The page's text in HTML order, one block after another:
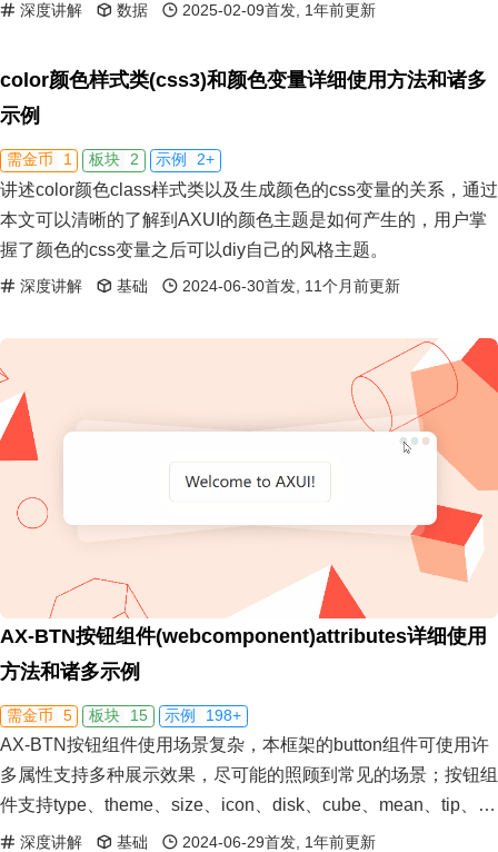
深度讲解 数据 2025-02-09首发, 1年前更新
color颜色样式类(css3)和颜色变量详细使用方法和诸多
示例
需金币 1 板块 2 示例 2+
讲述color颜色class样式类以及生成颜色的css变量的关系，通过
本文可以清晰的了解到AXUI的颜色主题是如何产生的，用户掌
握了颜色的css变量之后可以diy自己的风格主题。
深度讲解 基础 2024-06-30首发, 11个月前更新
AX-BTN按钮组件(webcomponent)attributes详细使用
方法和诸多示例
需金币 5 板块 15 示例 198+
AX-BTN按钮组件使用场景复杂，本框架的button组件可使用许
多属性支持多种展示效果，尽可能的照顾到常见的场景；按钮组
件支持type、theme、size、icon、disk、cube、mean、tip、
badge等属性；考虑SEO要求，允许直接将按钮组件作为A链
深度讲解 基础 2024-06-29首发, 1年前更新